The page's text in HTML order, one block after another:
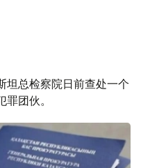
坦总检察院日前查处一个
团伙。